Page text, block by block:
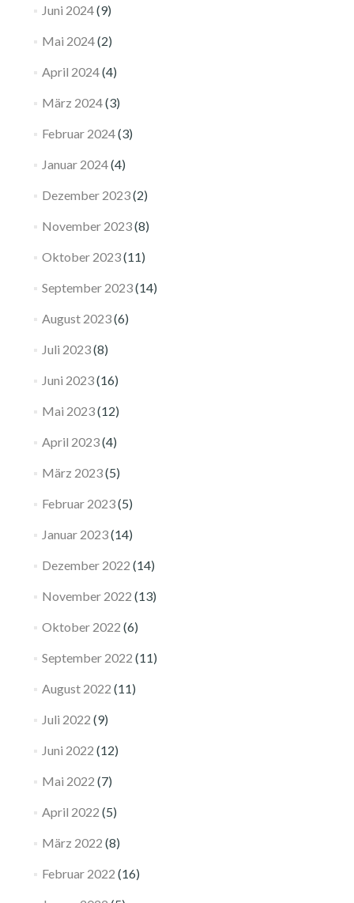
Juni 2024(9)
Mai 2024(2)
April 2024(4)
März 2024(3)
Februar 2024(3)
Januar 2024(4)
Dezember 2023(2)
November 2023(8)
Oktober 2023(11)
September 2023(14)
August 2023(6)
Juli 2023(8)
Juni 2023(16)
Mai 2023(12)
April 2023(4)
März 2023(5)
Februar 2023(5)
Januar 2023(14)
Dezember 2022 (14)
November 2022 (13)
Oktober 2022 (6)
September 2022 (11)
August 2022 (11)
Juli 2022 (9)
Juni 2022 (12)
Mai 2022 (7)
April 2022 (5)
März 2022 (8)
Februar 2022 (16)